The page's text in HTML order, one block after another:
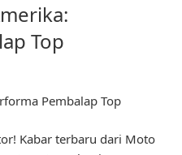
Top
Pembalap Top
Kabar terbaru dari Moto